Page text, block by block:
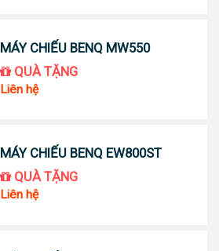
MÁY CHIẾU BENQ MW550
QUÀ TẶNG
Liên hệ
MÁY CHIẾU BENQ EW800ST
QUÀ TẶNG
Liên hệ